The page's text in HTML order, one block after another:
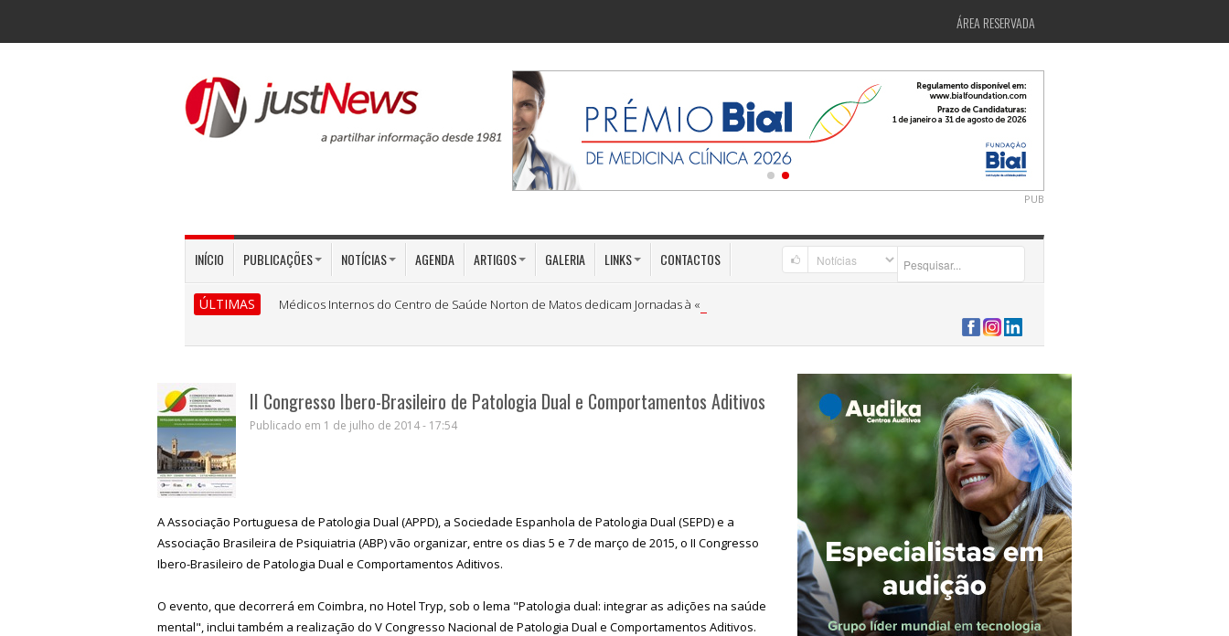
ÁREA RESERVADA
PUB
INÍCIO PUBLICAÇÕES NOTÍCIAS AGENDA ARTIGOS GALERIA LINKS CONTACTOS
ÚLTIMAS Médicos Internos do Centro de Saúde Norton de Matos dedicam Jornadas à «Medicina Preventiva»
II Congresso Ibero-Brasileiro de Patologia Dual e Comportamentos Aditivos
Publicado em 1 de julho de 2014 - 17:54
A Associação Portuguesa de Patologia Dual (APPD), a Sociedade Espanhola de Patologia Dual (SEPD) e a
Associação Brasileira de Psiquiatria (ABP) vão organizar, entre os dias 5 e 7 de março de 2015, o II Congresso
Ibero-Brasileiro de Patologia Dual e Comportamentos Aditivos.
O evento, que decorrerá em Coimbra, no Hotel Tryp, sob o lema "Patologia dual: integrar as adições na saúde
mental", inclui também a realização do V Congresso Nacional de Patologia Dual e Comportamentos Aditivos.